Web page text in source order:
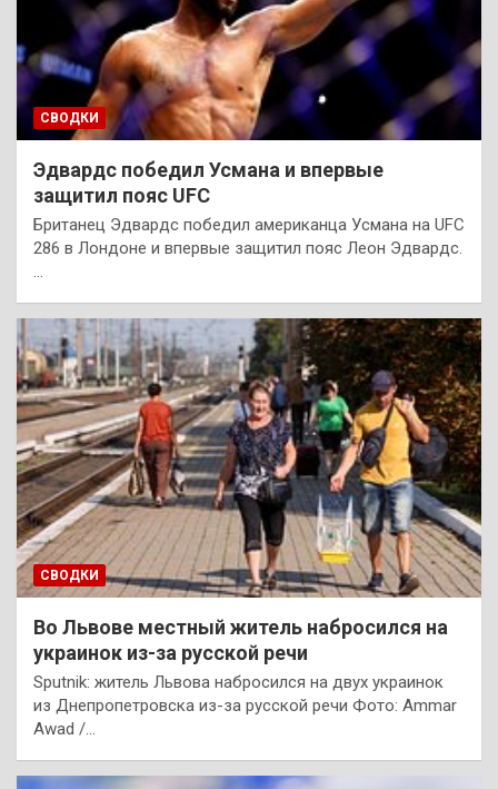
СВОДКИ
Эдвардс победил Усмана и впервые
защитил пояс UFC
Британец Эдвардс победил американца Усмана на UFC
286 в Лондоне и впервые защитил пояс Леон Эдвардс.
…
СВОДКИ
Во Львове местный житель набросился на
украинок из-за русской речи
Sputnik: житель Львова набросился на двух украинок
из Днепропетровска из-за русской речи Фото: Ammar
Awad /…